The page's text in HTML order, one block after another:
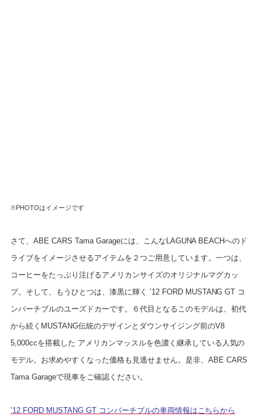
※PHOTOはイメージです
さて、ABE CARS Tama Garageには、こんなLAGUNA BEACHへのド
ライブをイメージさせるアイテムを２つご用意しています。一つは、
コーヒーをたっぷり注げるアメリカンサイズのオリジナルマグカッ
プ。そして、もうひとつは、漆黒に輝く ’12 FORD MUSTANG GT コ
ンバーチブルのユーズドカーです。６代目となるこのモデルは、初代
から続くMUSTANG伝統のデザインとダウンサイジング前のV8
5,000ccを搭載した アメリカンマッスルを色濃く継承している人気の
モデル。お求めやすくなった価格も見逃せません。是非、ABE CARS
Tama Garageで現車をご確認ください。
’12 FORD MUSTANG GT コンバーチブルの車両情報はこちらから